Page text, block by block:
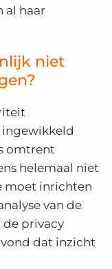
al haar
niet
ingewikkeld
omtrent
helemaal niet
moet inrichten
van de
de privacy
vond dat inzicht